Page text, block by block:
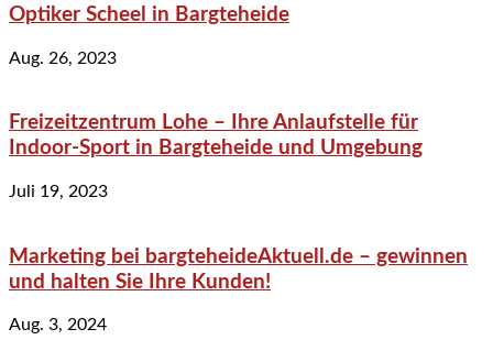
Optiker Scheel in Bargteheide
Aug. 26, 2023
Freizeitzentrum Lohe – Ihre Anlaufstelle für
Indoor-Sport in Bargteheide und Umgebung
Juli 19, 2023
Marketing bei bargteheideAktuell.de – gewinnen
und halten Sie Ihre Kunden!
Aug. 3, 2024